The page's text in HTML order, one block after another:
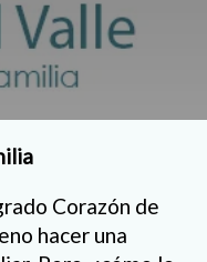
Corazón de
hacer una